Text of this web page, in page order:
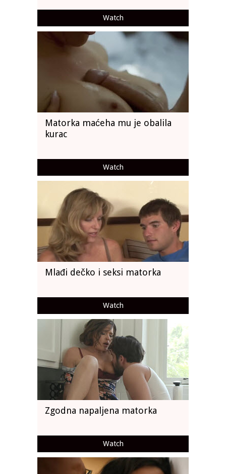
Watch
Matorka maćeha mu je obalila
kurac
Watch
Mlađi dečko i seksi matorka
Watch
Zgodna napaljena matorka
Watch